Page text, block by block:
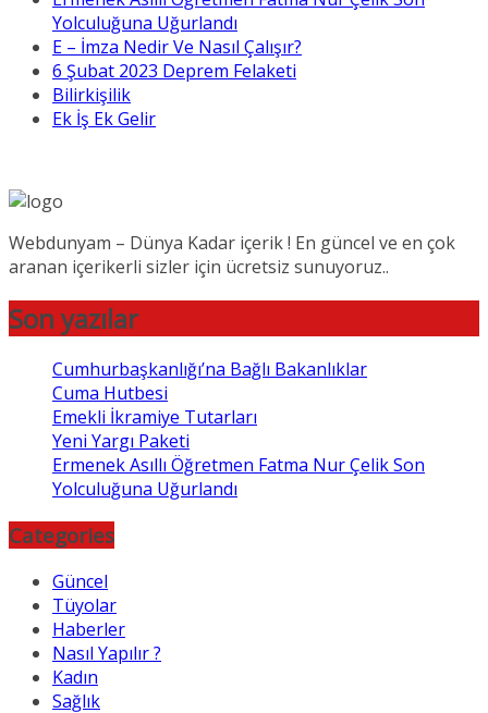
Yolculuğuna Uğurlandı
E – İmza Nedir Ve Nasıl Çalışır?
6 Şubat 2023 Deprem Felaketi
Bilirkişilik
Ek İş Ek Gelir
Webdunyam – Dünya Kadar içerik ! En güncel ve en çok
aranan içerikerli sizler için ücretsiz sunuyoruz..
Son yazılar
Cumhurbaşkanlığı’na Bağlı Bakanlıklar
Cuma Hutbesi
Emekli İkramiye Tutarları
Yeni Yargı Paketi
Ermenek Asıllı Öğretmen Fatma Nur Çelik Son
Yolculuğuna Uğurlandı
Categories
Güncel
Tüyolar
Haberler
Nasıl Yapılır ?
Kadın
Sağlık